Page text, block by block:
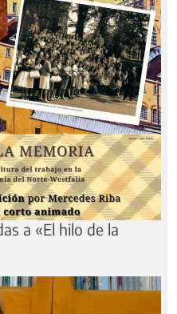
a «El hilo de la